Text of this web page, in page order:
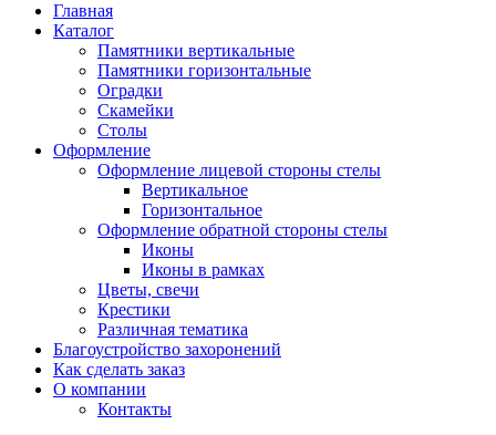
Главная
Каталог
Памятники вертикальные
Памятники горизонтальные
Оградки
Скамейки
Столы
Оформление
Оформление лицевой стороны стелы
Вертикальное
Горизонтальное
Оформление обратной стороны стелы
Иконы
Иконы в рамках
Цветы, свечи
Крестики
Различная тематика
Благоустройство захоронений
Как сделать заказ
О компании
Контакты